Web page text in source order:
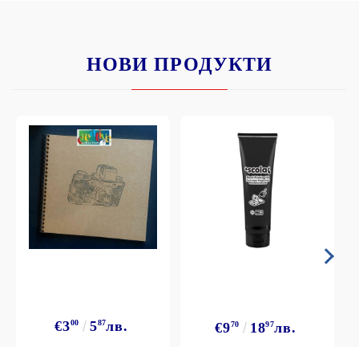
НОВИ ПРОДУКТИ
€300 587лв. €970 1897лв.